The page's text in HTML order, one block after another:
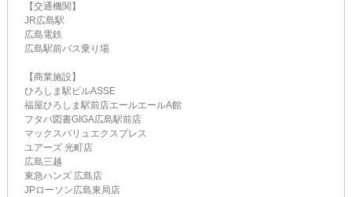
【交通機関】
JR広島駅
広島電鉄
広島駅前バス乗り場
【商業施設】
ひろしま駅ビルASSE
福屋ひろしま駅前店エールエールA館
フタバ図書GIGA広島駅前店
マックスバリュエクスプレス
ユアーズ 光町店
広島三越
東急ハンズ 広島店
JPローソン広島東局店